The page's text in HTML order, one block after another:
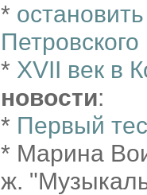
*
* XVII век в
новости:
* Первый
* Марина
ж.